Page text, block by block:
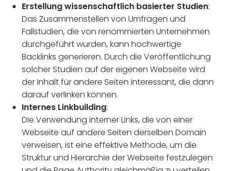
Erstellung wissenschaftlich basierter Studien:
Das Zusammenstellen von Umfragen und
Fallstudien, die von renommierten Unternehmen
durchgeführt wurden, kann hochwertige
Backlinks generieren. Durch die Veröffentlichung
solcher Studien auf der eigenen Webseite wird
der Inhalt für andere Seiten interessant, die dann
darauf verlinken können.
Internes Linkbuilding:
Die Verwendung interner Links, die von einer
Webseite auf andere Seiten derselben Domain
verweisen, ist eine effektive Methode, um die
Struktur und Hierarchie der Webseite festzulegen